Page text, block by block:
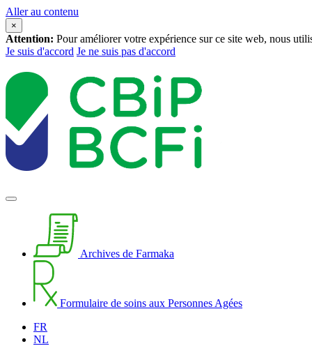
Aller au contenu
×
Attention: Pour améliorer votre expérience sur ce site web, nous
Je suis d'accord Je ne suis pas d'accord
Archives de Farmaka
Formulaire de soins aux Personnes Agées
FR
NL